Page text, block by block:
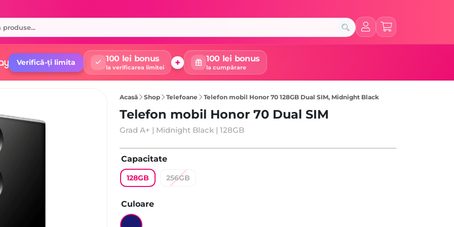
Verifică-ți limita 100 lei bonus
la verificarea limitei + 100 lei bonus
la cumpărare
Acasă Shop Telefoane Telefon mobil Honor 70 128GB Dual SIM, Midnight Black
Telefon mobil Honor 70 Dual SIM
Grad A+ | Midnight Black | 128GB
Capacitate
128GB 256GB
Culoare